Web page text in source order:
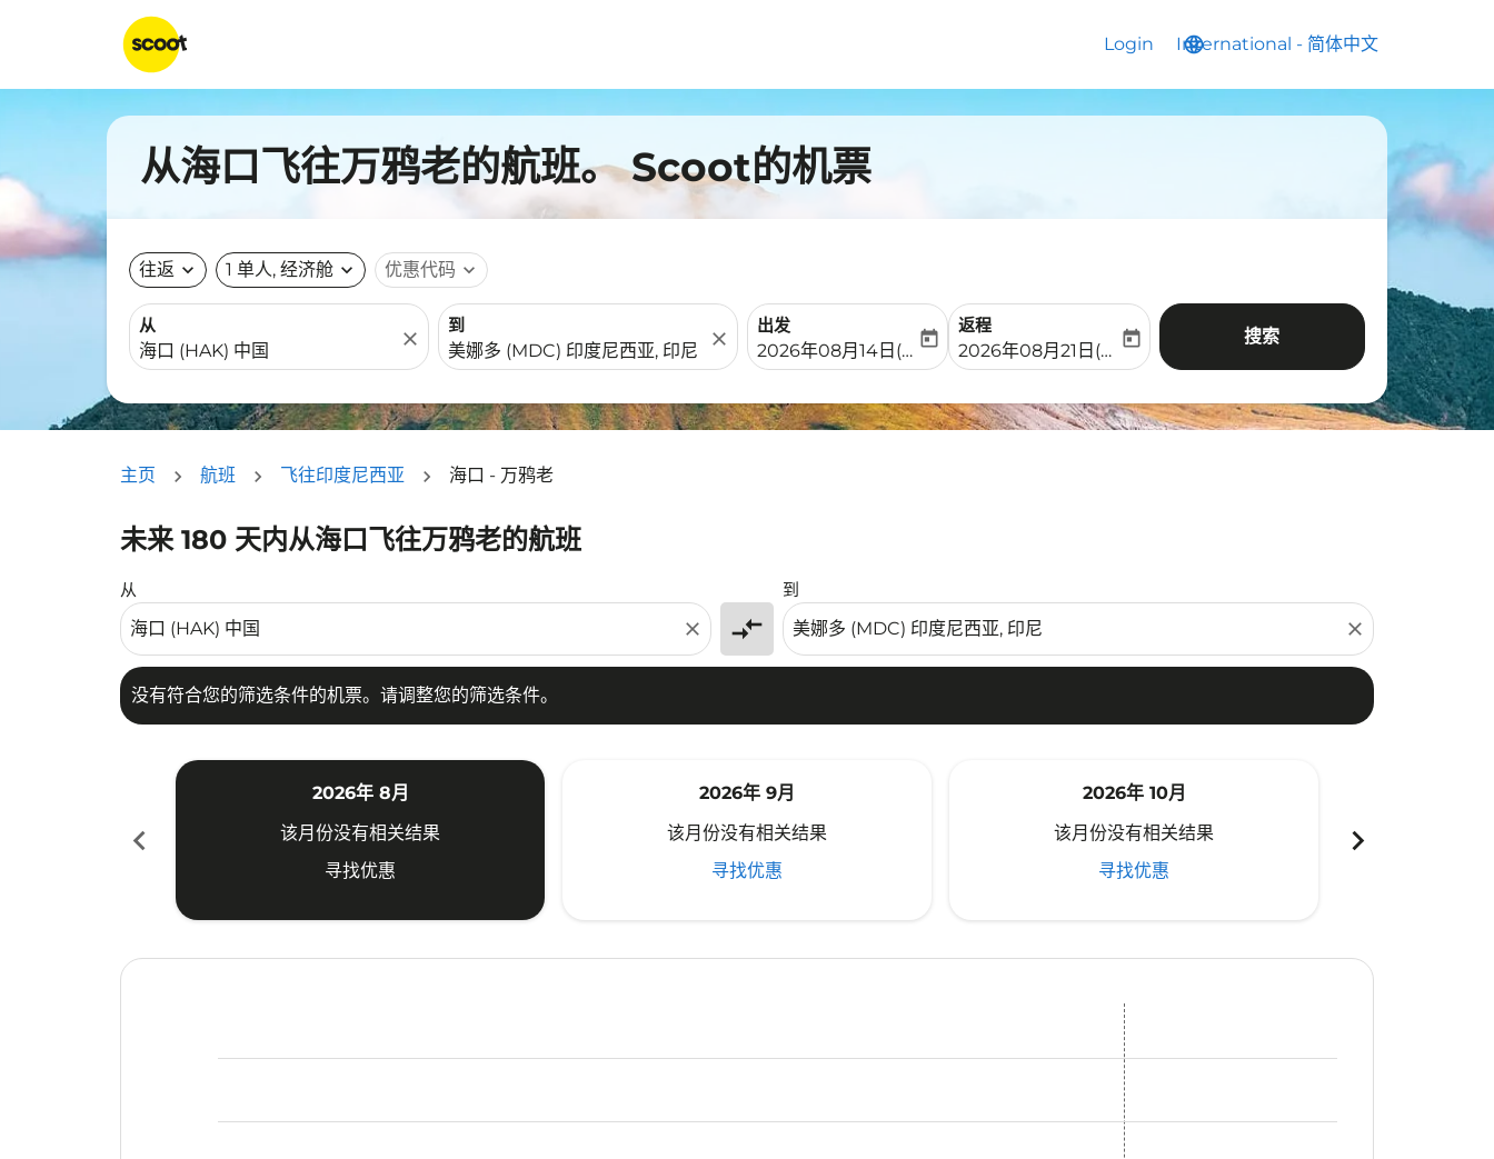
Login language
International - 简体中文
keyboard_arrow_down
从海口飞往万鸦老的航班。 Scoot的机票
往返 expand_more 1 单人, 经济舱 expand_more 优惠代码 expand_more
从
close
到
close
出发
fc-booking-departure-date-aria-label
2026年08月14日(周五)
today
返程
fc-booking-return-date-aria-label
2026年08月21日(周五)
today 搜索
主页 航班 飞往印度尼西亚 海口 - 万鸦老
未来 180 天内从海口飞往万鸦老的航班
从
close compare_arrows
到
close
没有符合您的筛选条件的机票。请调整您的筛选条件。
没有符合您的筛选条件的机票。请调整您的筛选条件。
chevron_left
2026年 8月
该月份没有相关结果
寻找优惠
2026年 9月
该月份没有相关结果
寻找优惠
2026年 10月
该月份没有相关结果
寻找优惠
chevron_right
HAK–MDC: cmp-view-offers-disclaimer. 寻找优惠
HAK–MDC: cmp-view-offers-disclaimer. 寻找优惠
HAK–MDC: cmp-view-offers-disclaimer. 寻找优惠
HAK–MDC: cmp-view-offers-disclaimer. 寻找优惠
HAK–MDC: cmp-view-offers-disclaimer. 寻找优惠
HAK–MDC: cmp-view-offers-disclaimer. 寻找优惠
HAK–MDC: cmp-view-offers-disclaimer. 寻找优惠
HAK–MDC: cmp-view-offers-disclaimer. 寻找优惠
HAK–MDC: cmp-view-offers-disclaimer. 寻找优惠
HAK–MDC: cmp-view-offers-disclaimer. 寻找优惠
HAK–MDC: cmp-view-offers-disclaimer. 寻找优惠